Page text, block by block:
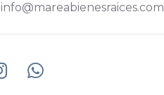
info@mareabienesraices.com